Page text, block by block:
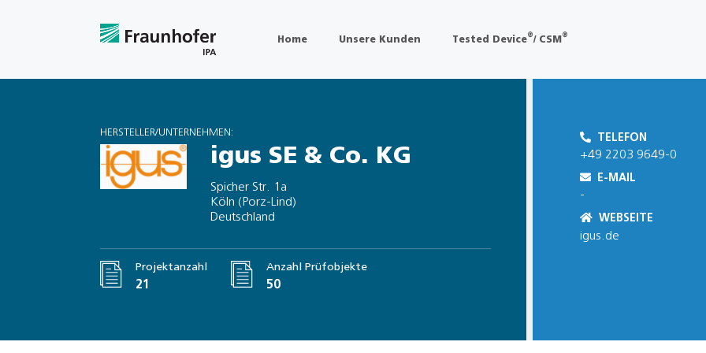
Home Unsere Kunden Tested Device®/ CSM ®
HERSTELLER/UNTERNEHMEN:
igus SE & Co. KG
Spicher Str. 1a
Köln (Porz-Lind)
Deutschland
Projektanzahl
21
Anzahl Prüfobjekte
50
TELEFON
+49 2203 9649-0
E-MAIL
-
WEBSEITE
igus.de